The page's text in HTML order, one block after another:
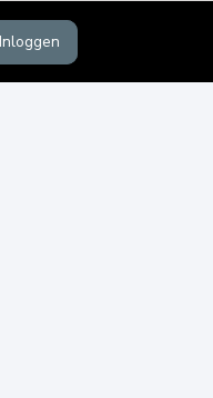
Inloggen